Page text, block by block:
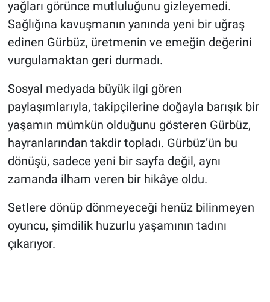
yağları görünce mutluluğunu gizleyemedi.
Sağlığına kavuşmanın yanında yeni bir uğraş
edinen Gürbüz, üretmenin ve emeğin değerini
vurgulamaktan geri durmadı.
Sosyal medyada büyük ilgi gören
paylaşımlarıyla, takipçilerine doğayla barışık bir
yaşamın mümkün olduğunu gösteren Gürbüz,
hayranlarından takdir topladı. Gürbüz’ün bu
dönüşü, sadece yeni bir sayfa değil, aynı
zamanda ilham veren bir hikâye oldu.
Setlere dönüp dönmeyeceği henüz bilinmeyen
oyuncu, şimdilik huzurlu yaşamının tadını
çıkarıyor.